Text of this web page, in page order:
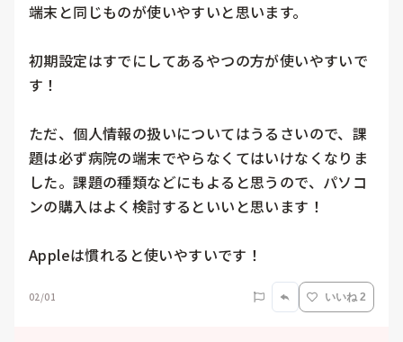
端末と同じものが使いやすいと思います。
初期設定はすでにしてあるやつの方が使いやすいで
す！
ただ、個人情報の扱いについてはうるさいので、課
題は必ず病院の端末でやらなくてはいけなくなりま
した。課題の種類などにもよると思うので、パソコ
ンの購入はよく検討するといいと思います！
Appleは慣れると使いやすいです！
02/01 いいね 2